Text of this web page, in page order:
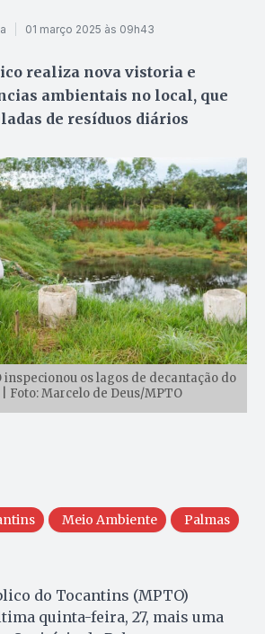
01 março 2025 às 09h43
realiza nova vistoria e
ambientais no local, que
de resíduos diários
inspecionou os lagos de decantação do
Foto: Marcelo de Deus/MPTO
Meio Ambiente
Palmas
do Tocantins (MPTO)
quinta-feira, 27, mais uma